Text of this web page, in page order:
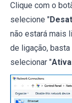
Clique com o
selecione "
não estará mais
de ligação,
selecionar "